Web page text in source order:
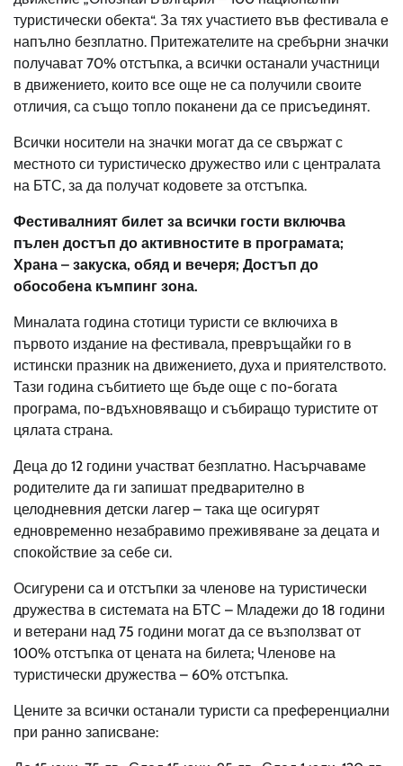
туристически обекта“. За тях участието във фестивала е
напълно безплатно. Притежателите на сребърни значки
получават 70% отстъпка, а всички останали участници
в движението, които все още не са получили своите
отличия, са също топло поканени да се присъединят.
Всички носители на значки могат да се свържат с
местното си туристическо дружество или с централата
на БТС, за да получат кодовете за отстъпка.
Фестивалният билет за всички гости включва
пълен достъп до активностите в програмата;
Храна – закуска, обяд и вечеря; Достъп до
обособена къмпинг зона.
Миналата година стотици туристи се включиха в
първото издание на фестивала, превръщайки го в
истински празник на движението, духа и приятелството.
Тази година събитието ще бъде още с по-богата
програма, по-вдъхновяващо и събиращо туристите от
цялата страна.
Деца до 12 години участват безплатно. Насърчаваме
родителите да ги запишат предварително в
целодневния детски лагер – така ще осигурят
едновременно незабравимо преживяване за децата и
спокойствие за себе си.
Осигурени са и отстъпки за членове на туристически
дружества в системата на БТС – Младежи до 18 години
и ветерани над 75 години могат да се възползват от
100% отстъпка от цената на билета; Членове на
туристически дружества – 60% отстъпка.
Цените за всички останали туристи са преференциални
при ранно записване: